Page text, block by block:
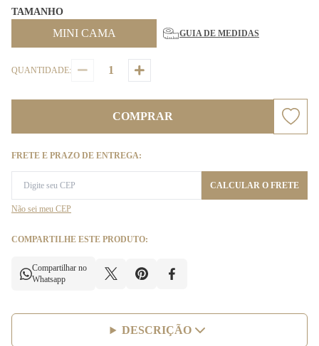
TAMANHO
MINI CAMA GUIA DE MEDIDAS
QUANTIDADE:
COMPRAR
FRETE E PRAZO DE ENTREGA:
CALCULAR O FRETE
Não sei meu CEP
COMPARTILHE ESTE PRODUTO:
Compartilhar no
Whatsapp
DESCRIÇÃO